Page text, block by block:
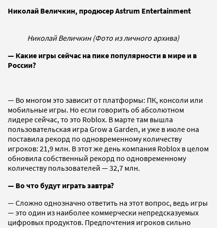
Николай Величкин, продюсер Astrum Entertainment
Николай Величкин (Фото из личного архива)
— Какие игры сейчас на пике популярности в мире и в
России?
— Во многом это зависит от платформы: ПК, консоли или
мобильные игры. Но если говорить об абсолютном
лидере сейчас, то это Roblox. В марте там вышла
пользовательская игра Grow a Garden, и уже в июле она
поставила рекорд по одновременному количеству
игроков: 21,9 млн. В этот же день компания Roblox в целом
обновила собственный рекорд по одновременному
количеству пользователей — 32,7 млн.
— Во что будут играть завтра?
— Сложно однозначно ответить на этот вопрос, ведь игры
— это один из наиболее коммерчески непредсказуемых
цифровых продуктов. Предпочтения игроков сильно